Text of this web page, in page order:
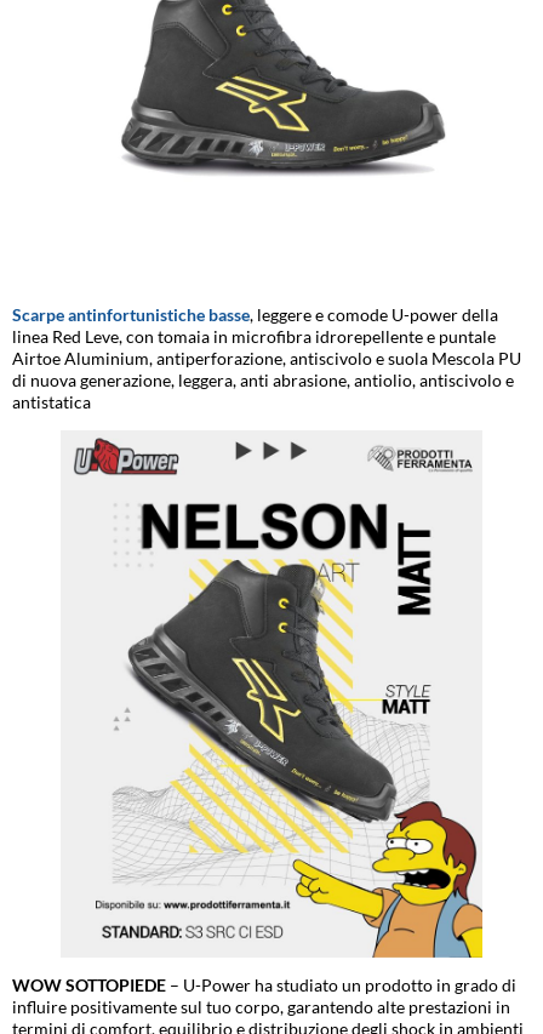
Scarpe antinfortunistiche basse, leggere e comode U-power della
linea Red Leve, con tomaia in microfibra idrorepellente e puntale
Airtoe Aluminium, antiperforazione, antiscivolo e suola Mescola PU
di nuova generazione, leggera, anti abrasione, antiolio, antiscivolo e
antistatica
WOW SOTTOPIEDE – U-Power ha studiato un prodotto in grado di
influire positivamente sul tuo corpo, garantendo alte prestazioni in
termini di comfort, equilibrio e distribuzione degli shock in ambienti